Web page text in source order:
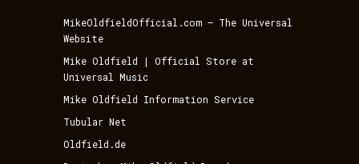
MikeOldfieldOfficial.com – The Universal
Website
Mike Oldfield | Official Store at
Universal Music
Mike Oldfield Information Service
Tubular Net
Oldfield.de